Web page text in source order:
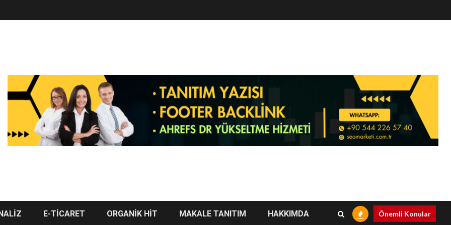
E-TİCARET ORGANİK HİT MAKALE TANITIM HAKKIMDA Önemli Konular